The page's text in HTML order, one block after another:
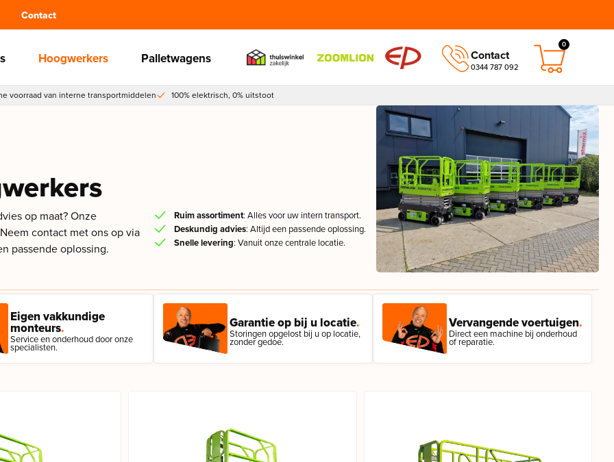
Contact
Hoogwerkers Palletwagens Contact
0344 787 092
0
voorraad van interne transportmiddelen 100% elektrisch, 0% uitstoot
op maat? Onze
contact met ons op via
passende oplossing.
Ruim assortiment: Alles voor uw intern transport.
Deskundig advies: Altijd een passende oplossing.
Snelle levering: Vanuit onze centrale locatie.
Eigen vakkundige
monteurs.
Service en onderhoud door onze
specialisten.
Garantie op bij u locatie.
Storingen opgelost bij u op locatie,
zonder gedoe.
Vervangende voertuigen.
Direct een machine bij onderhoud
of reparatie.